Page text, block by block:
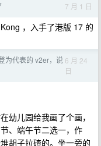
7 月 1 日
，入手了港版 17 的
为代表的 v2er，说 6 月 24
日
幼儿园给我画了个画，
、端午节二选一，作
胡子拉碴的。坐一旁的